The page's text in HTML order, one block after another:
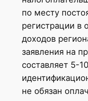
по месту
регистрации в
доходов
заявления на
составляет 5-
не обязан